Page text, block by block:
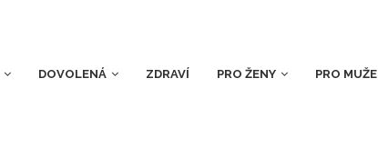
DOVOLENÁ ZDRAVÍ PRO ŽENY PRO MUŽE